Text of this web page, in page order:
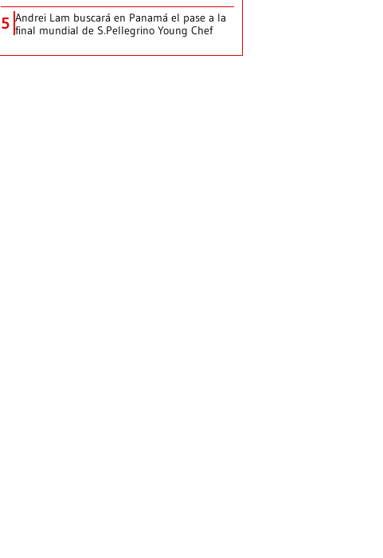
5 Andrei Lam buscará en Panamá el pase a la
final mundial de S.Pellegrino Young Chef